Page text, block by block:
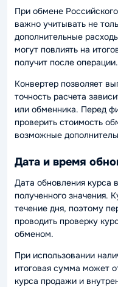
При обмене
важно учитывать не
дополнительные
могут повлиять на
получит после операции.
Конвертер позволяет
точность расчета
или обменника. Перед
проверить стоимость
возможные
Дата и время
Дата обновления курса
полученного значения.
течение дня, поэтому
проводить проверку
обменом.
При использовании
итоговая сумма может
курса продажи и